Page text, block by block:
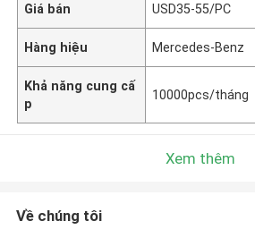
Giá bán USD35-55/PC
Hàng hiệu Mercedes-Benz
Khả năng cung cấ
p
10000pcs/tháng
Xem thêm
Về chúng tôi